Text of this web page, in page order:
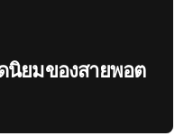
นิยมของสายพอต